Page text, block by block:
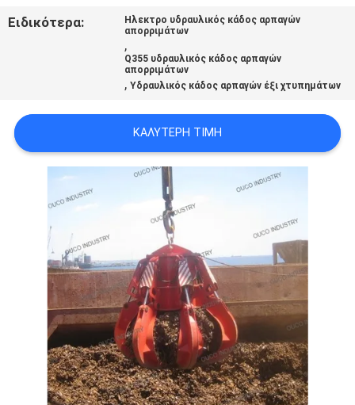
ΥΠΟΘΈΣΕΙΣ
SITEMAP
ΠΟΛΙΤΙΚΉ
ΑΠΟΡΡΉΤΟΥ
Ειδικότερα:
Ηλεκτρο υδραυλικός κάδος αρπαγών
απορριμάτων
,
Q355 υδραυλικός κάδος αρπαγών
απορριμάτων
,Υδραυλικός κάδος αρπαγών έξι χτυπημάτων
ΚΑΛΎΤΕΡΗ ΤΙΜΉ